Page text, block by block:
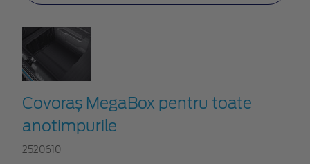
Covoraș MegaBox pentru toate
anotimpurile
2520610